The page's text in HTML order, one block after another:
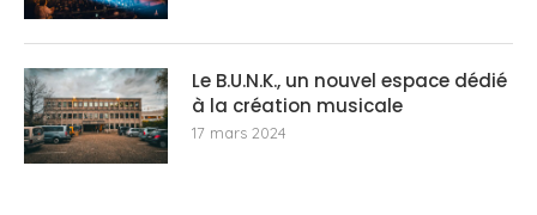
Le B.U.N.K., un nouvel espace dédié
à la création musicale
17 mars 2024